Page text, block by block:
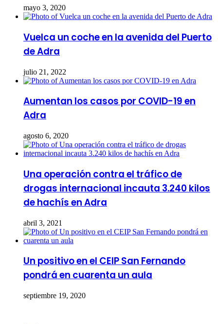
mayo 3, 2020
Vuelca un coche en la avenida del Puerto
de Adra
julio 21, 2022
Aumentan los casos por COVID-19 en
Adra
agosto 6, 2020
Una operación contra el tráfico de
drogas internacional incauta 3.240 kilos
de hachís en Adra
abril 3, 2021
Un positivo en el CEIP San Fernando
pondrá en cuarenta un aula
septiembre 19, 2020